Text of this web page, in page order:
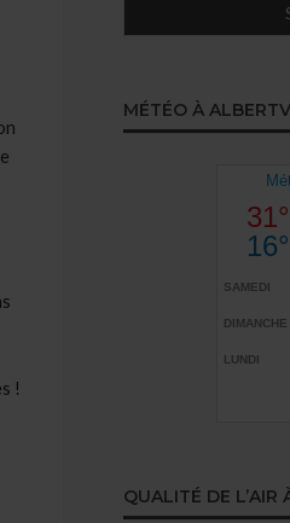
!
MÉTÉO À
QUALITÉ DE L’AIR